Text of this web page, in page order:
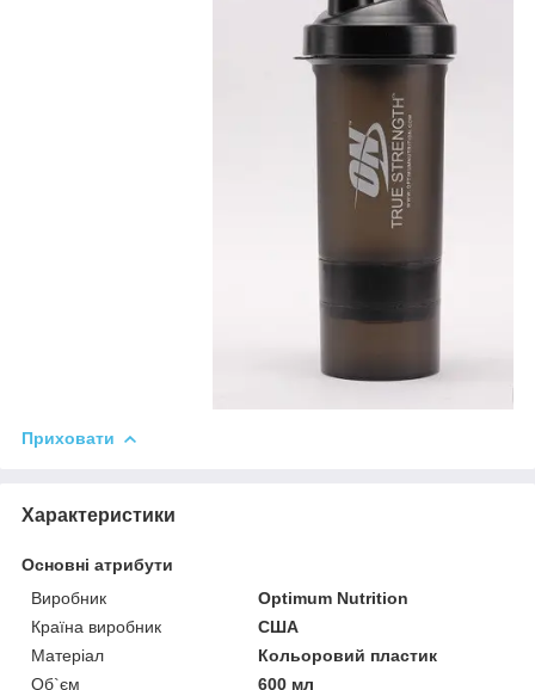
Приховати
Характеристики
Основні атрибути
Виробник
Optimum Nutrition
Країна виробник
США
Матеріал
Кольоровий пластик
Об`єм
600 мл